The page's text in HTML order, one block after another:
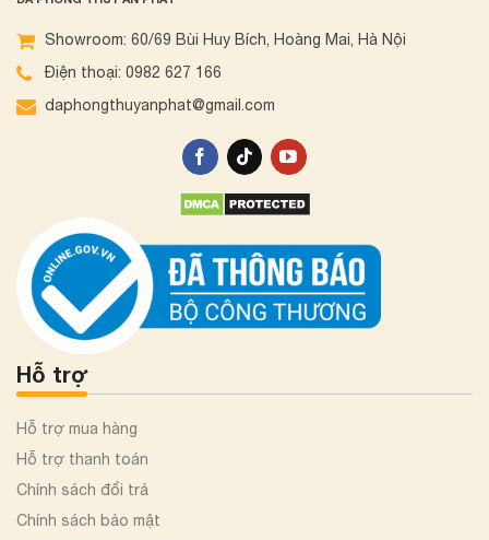
Showroom: 60/69 Bùi Huy Bích, Hoàng Mai, Hà Nội
Điện thoại: 0982 627 166
daphongthuyanphat@gmail.com
Hỗ trợ
Hỗ trợ mua hàng
Hỗ trợ thanh toán
Chính sách đổi trả
Chính sách bảo mật